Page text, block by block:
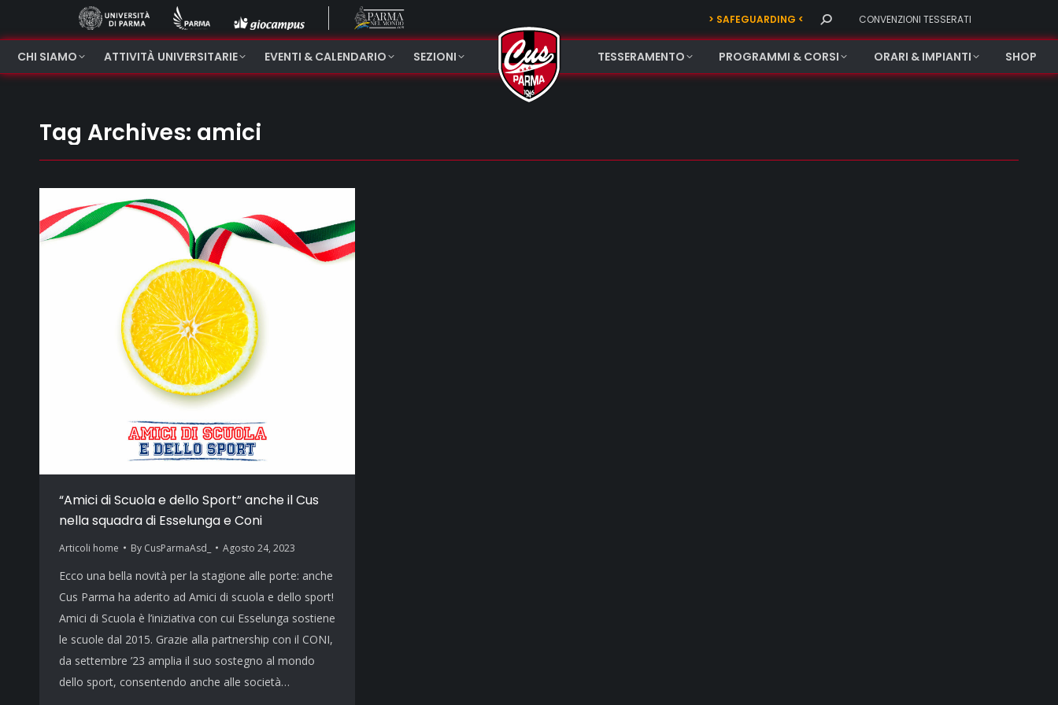
> SAFEGUARDING < Search: CONVENZIONI TESSERATI
CHI SIAMO ATTIVITÀ UNIVERSITARIE EVENTI & CALENDARIO SEZIONI TESSERAMENTO PROGRAMMI & CORSI ORARI & IMPIANTI SHOP
Tag Archives: amici
“Amici di Scuola e dello Sport” anche il Cus
nella squadra di Esselunga e Coni
Articoli home By CusParmaAsd_ Agosto 24, 2023
Ecco una bella novità per la stagione alle porte: anche
Cus Parma ha aderito ad Amici di scuola e dello sport!
Amici di Scuola è l’iniziativa con cui Esselunga sostiene
le scuole dal 2015. Grazie alla partnership con il CONI,
da settembre ’23 amplia il suo sostegno al mondo
dello sport, consentendo anche alle società…